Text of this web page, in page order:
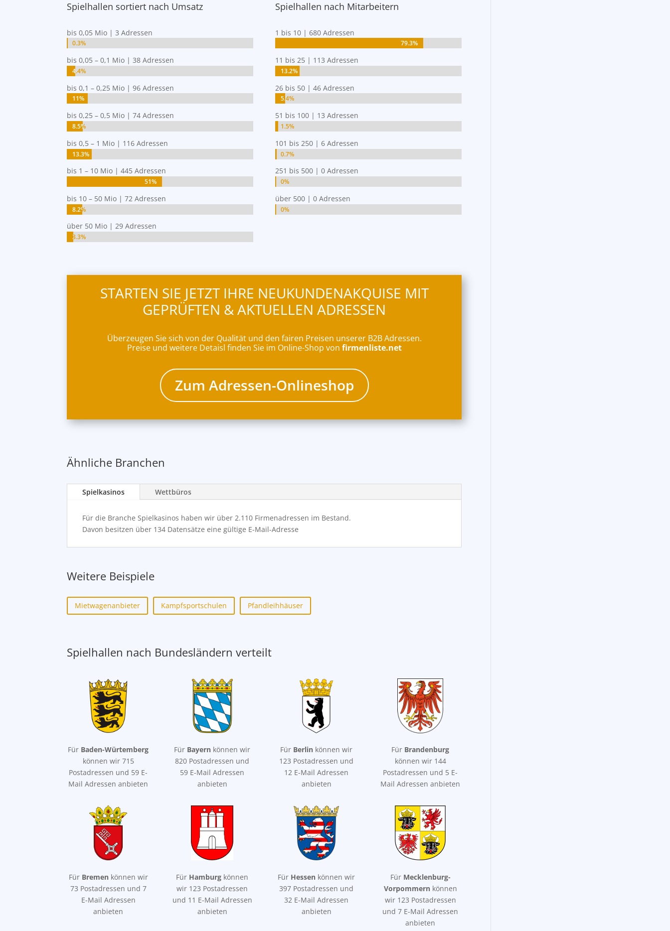
Spielhallen sortiert nach Umsatz Spielhallen nach Mitarbeitern
bis 0,05 Mio | 3 Adressen
0.3%
0.3%
bis 0,05 – 0,1 Mio | 38 Adressen
4.4%
4.4%
bis 0,1 – 0,25 Mio | 96 Adressen
11%
11%
bis 0,25 – 0,5 Mio | 74 Adressen
8.5%
8.5%
bis 0,5 – 1 Mio | 116 Adressen
13.3%
13.3%
bis 1 – 10 Mio | 445 Adressen
51%
51%
bis 10 – 50 Mio | 72 Adressen
8.2%
8.2%
über 50 Mio | 29 Adressen
3.3%
3.3%
1 bis 10 | 680 Adressen
79.3%
79.3%
11 bis 25 | 113 Adressen
13.2%
13.2%
26 bis 50 | 46 Adressen
5.4%
5.4%
51 bis 100 | 13 Adressen
1.5%
1.5%
101 bis 250 | 6 Adressen
0.7%
0.7%
251 bis 500 | 0 Adressen
0%
0%
über 500 | 0 Adressen
0%
0%
STARTEN SIE JETZT IHRE NEUKUNDENAKQUISE MIT
GEPRÜFTEN & AKTUELLEN ADRESSEN
Überzeugen Sie sich von der Qualität und den fairen Preisen unserer B2B Adressen.
Preise und weitere Detaisl finden Sie im Online-Shop von firmenliste.net
Zum Adressen-Onlineshop
Ähnliche Branchen
Spielkasinos Wettbüros
Für die Branche Spielkasinos haben wir über 2.110 Firmenadressen im Bestand.
Davon besitzen über 134 Datensätze eine gültige E-Mail-Adresse
Weitere Beispiele
Mietwagenanbieter Kampfsportschulen Pfandleihhäuser
Spielhallen nach Bundesländern verteilt
Für Baden-Würtemberg
können wir 715
Postadressen und 59 E-
Mail Adressen anbieten
Für Bayern können wir
820 Postadressen und
59 E-Mail Adressen
anbieten
Für Berlin können wir
123 Postadressen und
12 E-Mail Adressen
anbieten
Für Brandenburg
können wir 144
Postadressen und 5 E-
Mail Adressen anbieten
Für Bremenkönnen wir
73 Postadressen und 7
E-Mail Adressen
anbieten
Für Hamburg können
wir 123 Postadressen
und 11 E-Mail Adressen
anbieten
Für Hessen können wir
397 Postadressen und
32 E-Mail Adressen
anbieten
Für Mecklenburg-
Vorpommernkönnen
wir 123 Postadressen
und 7 E-Mail Adressen
anbieten